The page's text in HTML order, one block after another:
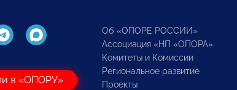
в «ОПОРУ»
Об «ОПОРЕ РОССИИ»
Ассоциация «НП «ОПОРА»
Комитеты и Комиссии
Региональное развитие
Проекты